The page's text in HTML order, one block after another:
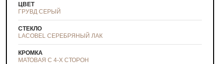
ЦВЕТ
ГРУВД СЕРЫЙ
СТЕКЛО
LACOBEL СЕРЕБРЯНЫЙ ЛАК
КРОМКА
МАТОВАЯ С 4-Х СТОРОН